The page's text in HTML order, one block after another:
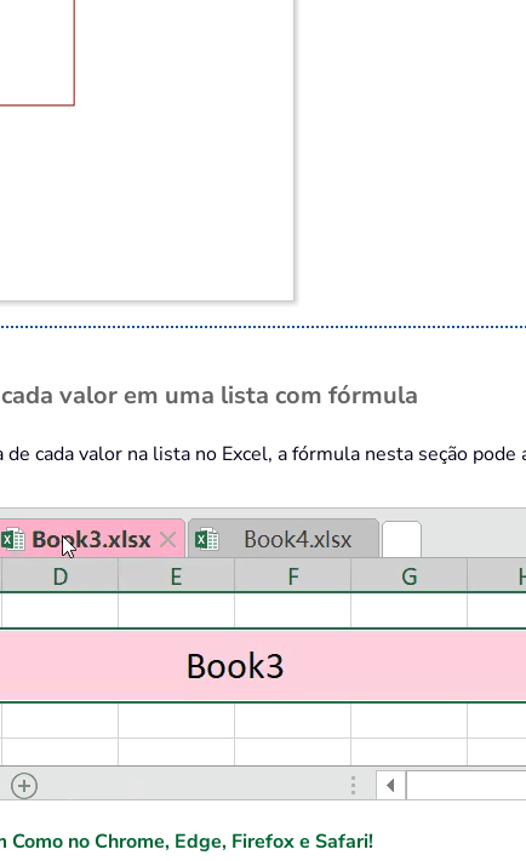
valor em uma lista com fórmula
cada valor na lista no Excel, a fórmula nesta seção pode
no Chrome, Edge, Firefox e Safari!